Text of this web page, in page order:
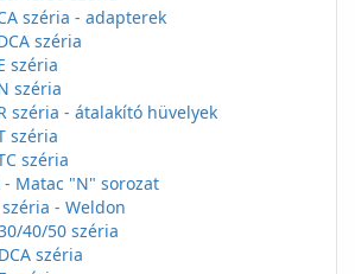
széria - adapterek
széria
széria
széria
széria - átalakító hüvelyek
széria
széria
Matac "N" sorozat
széria - Weldon
40/50 széria
széria